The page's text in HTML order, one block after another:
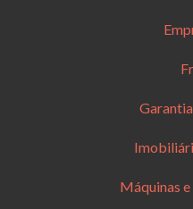
Máquinas